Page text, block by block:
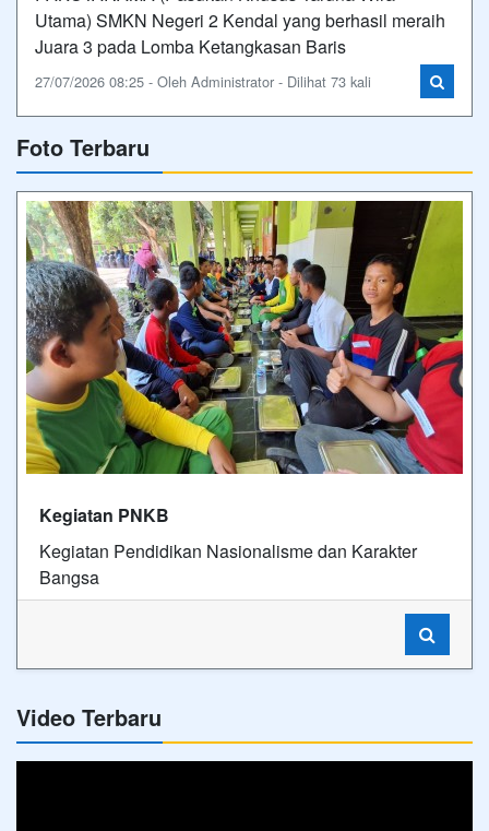
Utama) SMKN Negeri 2 Kendal yang berhasil meraih
Juara 3 pada Lomba Ketangkasan Baris
27/07/2026 08:25 - Oleh Administrator - Dilihat 73 kali
Foto Terbaru
Kegiatan PNKB
Kegiatan Pendidikan Nasionalisme dan Karakter
Bangsa
Video Terbaru